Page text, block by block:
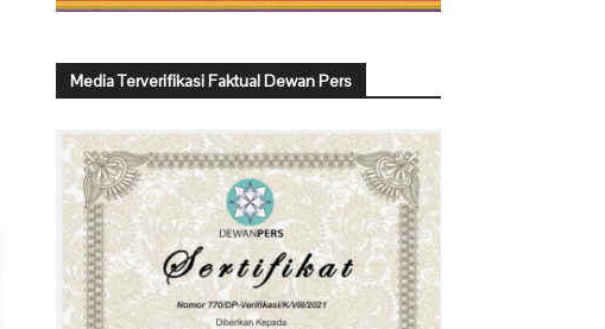
Media Terverifikasi Faktual Dewan Pers